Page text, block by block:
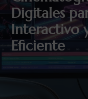
Digitales
Interactivo
Eficiente